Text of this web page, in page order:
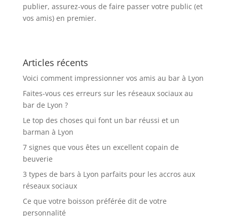
publier, assurez-vous de faire passer votre public (et
vos amis) en premier.
Articles récents
Voici comment impressionner vos amis au bar à Lyon
Faites-vous ces erreurs sur les réseaux sociaux au
bar de Lyon ?
Le top des choses qui font un bar réussi et un
barman à Lyon
7 signes que vous êtes un excellent copain de
beuverie
3 types de bars à Lyon parfaits pour les accros aux
réseaux sociaux
Ce que votre boisson préférée dit de votre
personnalité